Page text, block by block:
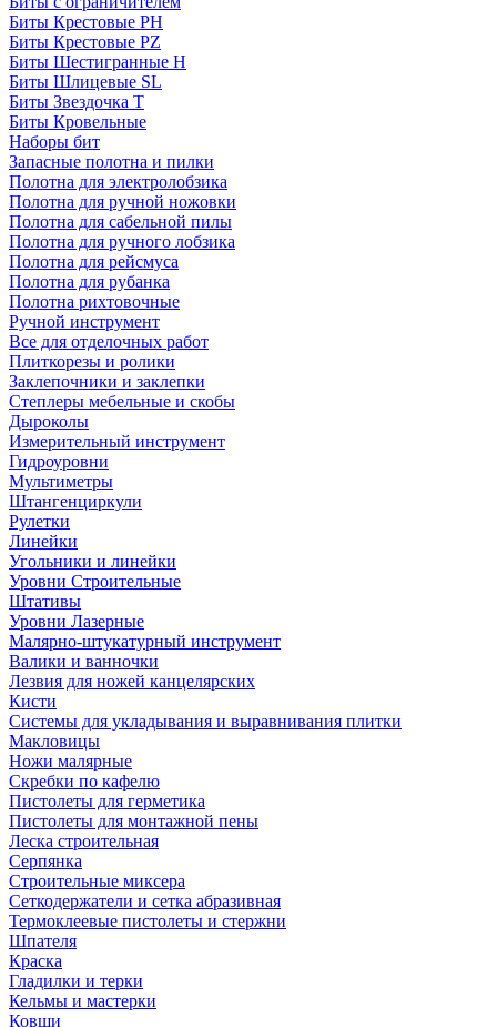
Биты Крестовые PH
Биты Крестовые PZ
Биты Шестигранные H
Биты Шлицевые SL
Биты Звездочка T
Биты Кровельные
Наборы бит
Запасные полотна и пилки
Полотна для электролобзика
Полотна для ручной ножовки
Полотна для сабельной пилы
Полотна для ручного лобзика
Полотна для рейсмуса
Полотна для рубанка
Полотна рихтовочные
Ручной инструмент
Все для отделочных работ
Плиткорезы и ролики
Заклепочники и заклепки
Степлеры мебельные и скобы
Дыроколы
Измерительный инструмент
Гидроуровни
Мультиметры
Штангенциркули
Рулетки
Линейки
Угольники и линейки
Уровни Строительные
Штативы
Уровни Лазерные
Малярно-штукатурный инструмент
Валики и ванночки
Лезвия для ножей канцелярских
Кисти
Системы для укладывания и выравнивания плитки
Макловицы
Ножи малярные
Скребки по кафелю
Пистолеты для герметика
Пистолеты для монтажной пены
Леска строительная
Серпянка
Строительные миксера
Сеткодержатели и сетка абразивная
Термоклеевые пистолеты и стержни
Шпателя
Краска
Гладилки и терки
Кельмы и мастерки
Ковши